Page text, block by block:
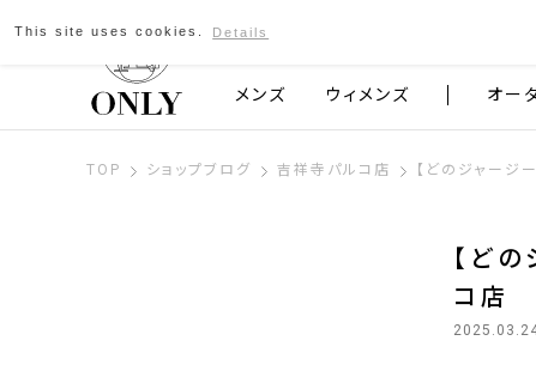
京都発のスーツブランド ONLY
メンズ ウィメンズ オー
TOP ショップブログ 吉祥寺パルコ店 【どのジャージ
【ど
コ店
This site uses cookies. Details